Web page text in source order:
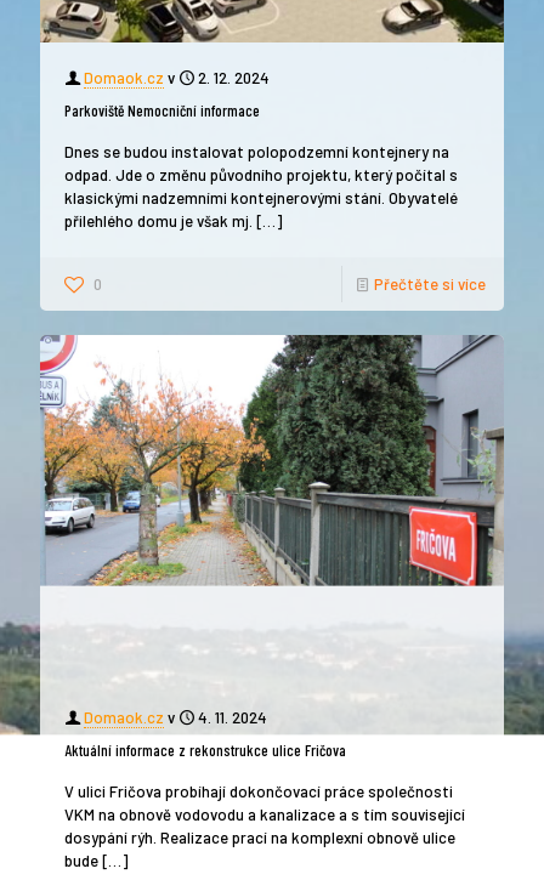
Domaok.cz v
2. 12. 2024
Parkoviště Nemocniční informace
Dnes se budou instalovat polopodzemní kontejnery na
odpad. Jde o změnu původního projektu, který počítal s
klasickými nadzemními kontejnerovými stání. Obyvatelé
přilehlého domu je však mj. […]
0 Přečtěte si více
Domaok.cz v
4. 11. 2024
Aktuální informace z rekonstrukce ulice Fričova
V ulici Fričova probíhají dokončovací práce společnosti
VKM na obnově vodovodu a kanalizace a s tím související
dosypání rýh. Realizace prací na komplexní obnově ulice
bude[…]